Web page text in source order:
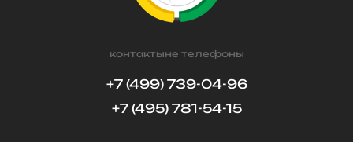
контактыне телефоны
+7 (499) 739-04-96
+7 (495) 781-54-15